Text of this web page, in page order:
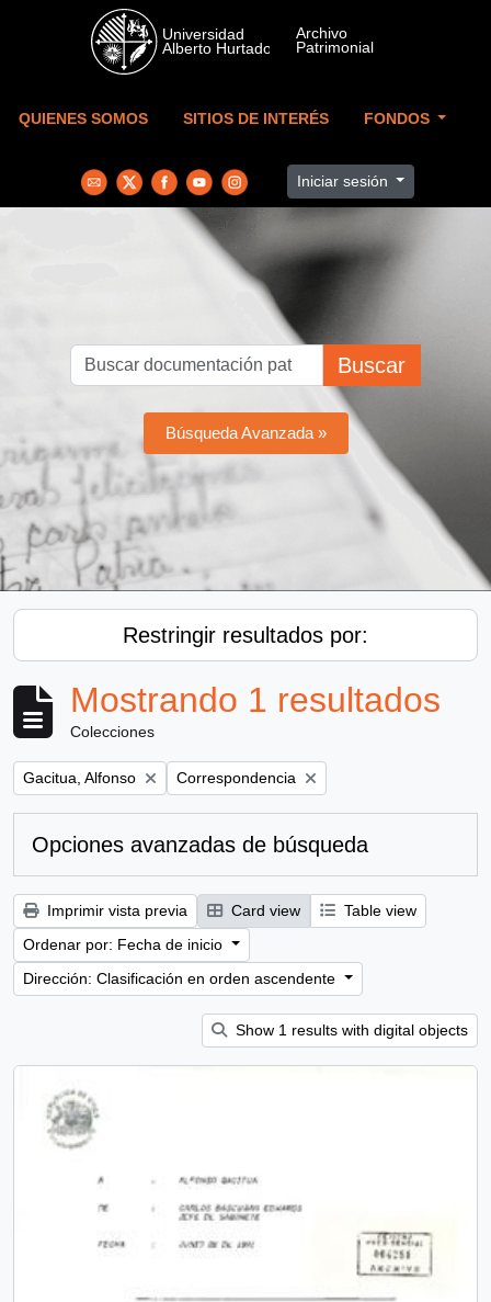
Skip to main content
QUIENES SOMOS SITIOS DE INTERÉS FONDOS
Iniciar sesión
Buscar
Búsqueda Avanzada »
Restringir resultados por:
Mostrando 1 resultados
Colecciones
Remove filter:
Gacitua, Alfonso Remove filter:
Correspondencia
Opciones avanzadas de búsqueda
Imprimir vista previa Card view
Table view
Ordenar por: Fecha de inicio
Dirección: Clasificación en orden ascendente
Show 1 results with digital objects